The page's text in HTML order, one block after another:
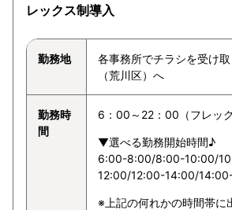
レックス制導入
勤務地
各事務所でチラシを受け
（荒川区）へ
勤務時
間
6：00～22：00（フレック
▼選べる勤務開始時間♪
6:00-8:00/8:00-10:00/
12:00/12:00-14:00/
※上記の何れかの時間帯に